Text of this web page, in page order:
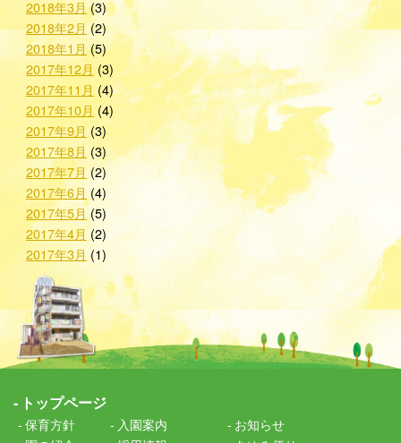
2018年3月(3)
2018年2月(2)
2018年1月(5)
2017年12月 (3)
2017年11月 (4)
2017年10月 (4)
2017年9月(3)
2017年8月(3)
2017年7月 (2)
2017年6月 (4)
2017年5月(5)
2017年4月(2)
2017年3月 (1)
トップページ
保育方針
入園案内
お知らせ